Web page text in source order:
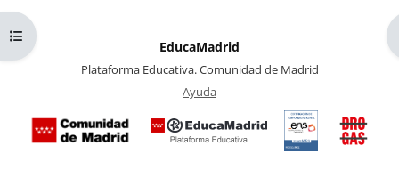
Abrir índice del curso
EducaMadrid
Plataforma Educativa. Comunidad de Madrid
Ayuda
Certificación
de
conformidad
con el del